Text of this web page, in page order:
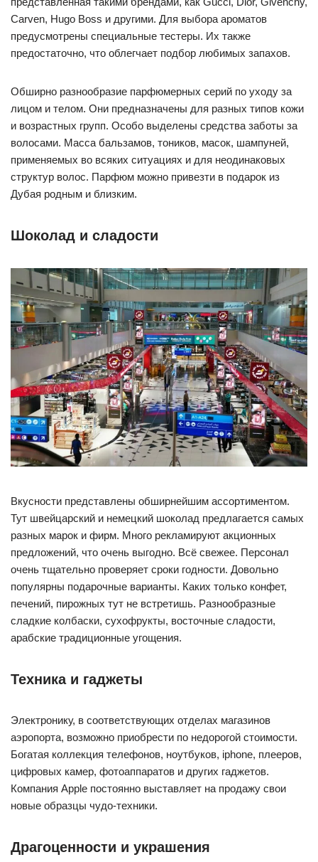
Carven, Hugo Boss и другими. Для выбора ароматов
предусмотрены специальные тестеры. Их также
предостаточно, что облегчает подбор любимых запахов.
Обширно разнообразие парфюмерных серий по уходу за
лицом и телом. Они предназначены для разных типов кожи
и возрастных групп. Особо выделены средства заботы за
волосами. Масса бальзамов, тоников, масок, шампуней,
применяемых во всяких ситуациях и для неодинаковых
структур волос. Парфюм можно привезти в подарок из
Дубая родным и близким.
Шоколад и сладости
Вкусности представлены обширнейшим ассортиментом.
Тут швейцарский и немецкий шоколад предлагается самых
разных марок и фирм. Много рекламируют акционных
предложений, что очень выгодно. Всё свежее. Персонал
очень тщательно проверяет сроки годности. Довольно
популярны подарочные варианты. Каких только конфет,
печений, пирожных тут не встретишь. Разнообразные
сладкие колбаски, сухофрукты, восточные сладости,
арабские традиционные угощения.
Техника и гаджеты
Электронику, в соответствующих отделах магазинов
аэропорта, возможно приобрести по недорогой стоимости.
Богатая коллекция телефонов, ноутбуков, iphone, плееров,
цифровых камер, фотоаппаратов и других гаджетов.
Компания Apple постоянно выставляет на продажу свои
новые образцы чудо-техники.
Драгоценности и украшения